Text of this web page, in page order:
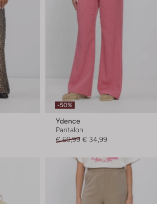
-50%
Ydence
Pantalon
€ 69,99 € 34,99